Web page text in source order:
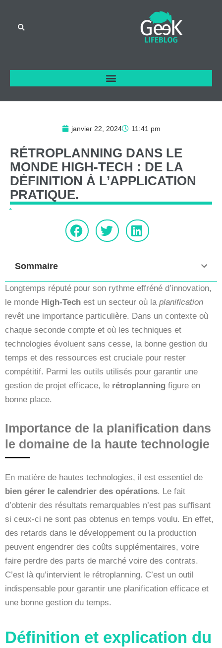
janvier 22, 2024 11:41 pm
RÉTROPLANNING DANS LE
MONDE HIGH-TECH : DE LA
DÉFINITION À L’APPLICATION
PRATIQUE.
Sommaire
Longtemps réputé pour son rythme effréné d’innovation,
le monde High-Tech est un secteur où la planification
revêt une importance particulière. Dans un contexte où
chaque seconde compte et où les techniques et
technologies évoluent sans cesse, la bonne gestion du
temps et des ressources est cruciale pour rester
compétitif. Parmi les outils utilisés pour garantir une
gestion de projet efficace, le rétroplanning figure en
bonne place.
Importance de la planification dans
le domaine de la haute technologie
En matière de hautes technologies, il est essentiel de
bien gérer le calendrier des opérations. Le fait
d’obtenir des résultats remarquables n’est pas suffisant
si ceux-ci ne sont pas obtenus en temps voulu. En effet,
des retards dans le développement ou la production
peuvent engendrer des coûts supplémentaires, voire
faire perdre des parts de marché voire des contrats.
C’est là qu’intervient le rétroplanning. C’est un outil
indispensable pour garantir une planification efficace et
une bonne gestion du temps.
Définition et explication du